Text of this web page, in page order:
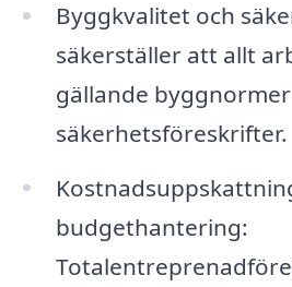
Byggkvalitet och
säkerställer att allt
gällande
säkerhetsföreskrifter.
budgethantering: